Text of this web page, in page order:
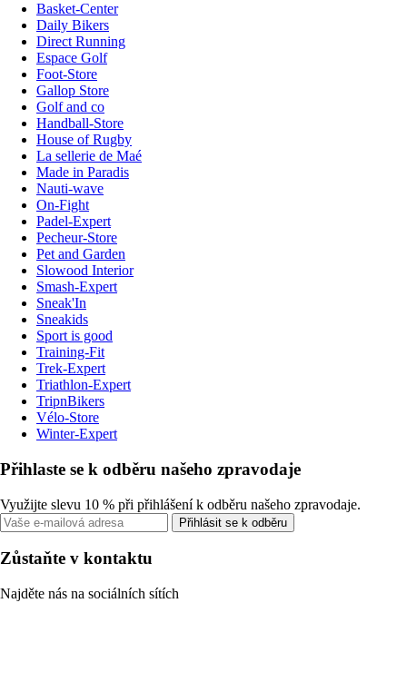
Basket-Center
Daily Bikers
Direct Running
Espace Golf
Foot-Store
Gallop Store
Golf and co
Handball-Store
House of Rugby
La sellerie de Maé
Made in Paradis
Nauti-wave
On-Fight
Padel-Expert
Pecheur-Store
Pet and Garden
Slowood Interior
Smash-Expert
Sneak'In
Sneakids
Sport is good
Training-Fit
Trek-Expert
Triathlon-Expert
TripnBikers
Vélo-Store
Winter-Expert
Přihlaste se k odběru našeho zpravodaje
Využijte slevu 10 % při přihlášení k odběru našeho zpravodaje.
Přihlásit se k odběru
Zůstaňte v kontaktu
Najděte nás na sociálních sítích